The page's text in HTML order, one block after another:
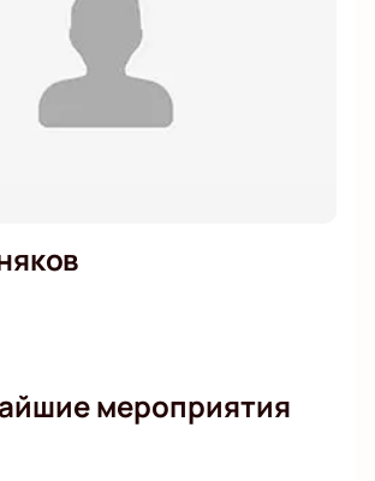
мероприятия